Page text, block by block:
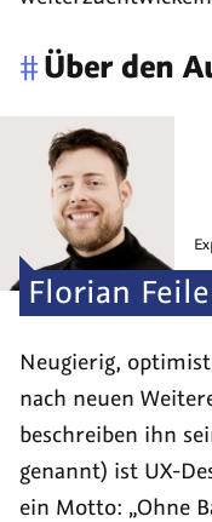
#Über den
Florian
Neugierig,
nach neuen
beschreiben ihn
genannt) ist UX-
ein Motto: „Ohne